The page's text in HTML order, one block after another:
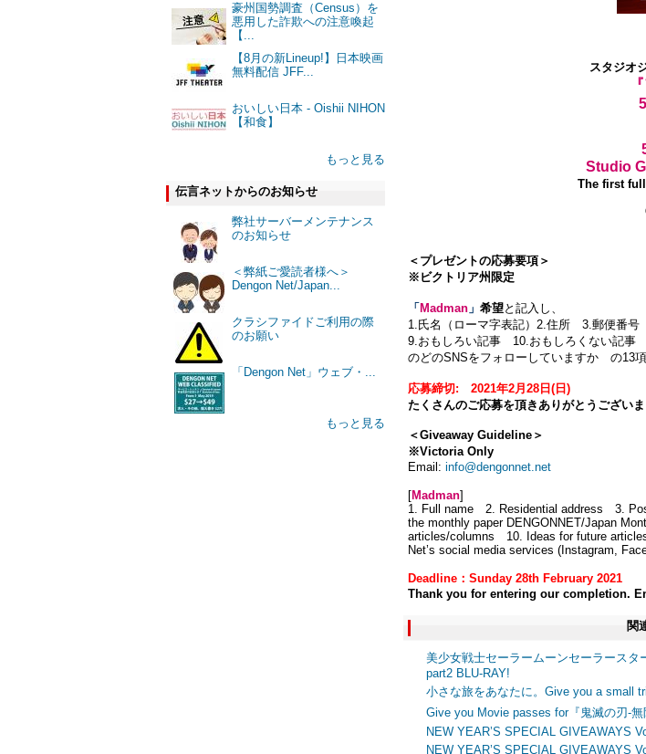
豪州国勢調査（Census）を
悪用した詐欺への注意喚起
【...
【8月の新Lineup!】日本映画
無料配信 JFF...
おいしい日本 - Oishii NIHON
【和食】
もっと見る
伝言ネットからのお知らせ
弊社サーバーメンテナンス
のお知らせ
＜弊紙ご愛読者様へ＞
Dengon Net/Japan...
クラシファイドご利用の際
のお願い
「Dengon Net」ウェブ・...
もっと見る
スタジオ
Studio
The first
＜プレゼントの応募要項＞
※ビクトリア州限定
「 Madman 」 希望と記入し、
1.氏名（ローマ字表記）2.住所 3.郵便
9.おもしろい記事 10.おもしろくない記
のどのSNSをフォローしていますか の13
応募締切: 2021年2月28日(日)
たくさんのご応募を頂きありがとうござい
＜Giveaway Guideline＞
※Victoria Only
Email: info@dengonnet.net
[Madman]
1. Full name 2. Residential address 3.
the monthly paper DENGONNET/Japan
articles/columns 10. Ideas for future
Net’s social media services (Instagram,
Deadline：Sunday 28th February 2021
Thank you for entering our completion.
関
美少女戦士セーラームーンセーラース
part2 BLU-RAY!
小さな旅をあなたに。Give you a small
Give you Movie passes for『鬼滅の刃-
NEW YEAR’S SPECIAL GIVEAWAYS
NEW YEAR’S SPECIAL GIVEAWAYS